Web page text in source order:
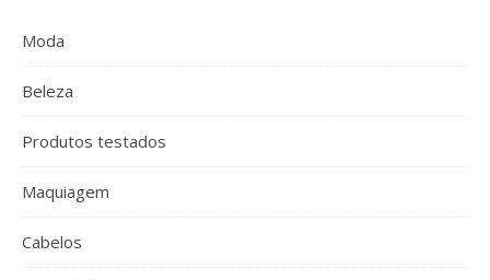
Moda
Beleza
Produtos testados
Maquiagem
Cabelos